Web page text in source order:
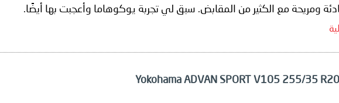
ومريحة مع الكثير من المقابض. سبق لي تجربة يوكوهاما وأعجبت بها أيضًا.